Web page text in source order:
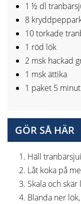
1 ½ dl
8
10 torkade
1 röd lök
2 msk hackad
1 msk ättika
1 paket 5
GÖR SÅ HÄR
Häll
Låt koka på
Skala och
Blanda ner